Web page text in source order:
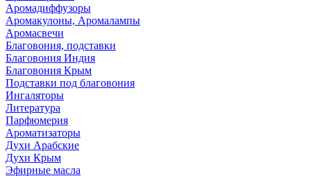
Аромадиффузоры
Аромакулоны, Аромалампы
Аромасвечи
Благовония, подставки
Благовония Индия
Благовония Крым
Подставки под благовония
Ингаляторы
Литература
Парфюмерия
Ароматизаторы
Духи Арабские
Духи Крым
Эфирные масла